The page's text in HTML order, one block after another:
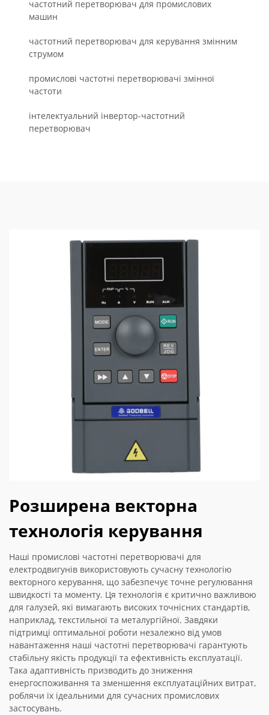
частотний перетворювач для промислових
машин
частотний перетворювач для керування змінним
струмом
промислові частотні перетворювачі змінної
частоти
інтелектуальний інвертор-частотний
перетворювач
Розширена векторна
технологія керування
Наші промислові частотні перетворювачі для
електродвигунів використовують сучасну технологію
векторного керування, що забезпечує точне регулювання
швидкості та моменту. Ця технологія є критично важливою
для галузей, які вимагають високих точнісних стандартів,
наприклад, текстильної та металургійної. Завдяки
підтримці оптимальної роботи незалежно від умов
навантаження наші частотні перетворювачі гарантують
стабільну якість продукції та ефективність експлуатації.
Така адаптивність призводить до зниження
енергоспоживання та зменшення експлуатаційних витрат,
роблячи їх ідеальними для сучасних промислових
застосувань.